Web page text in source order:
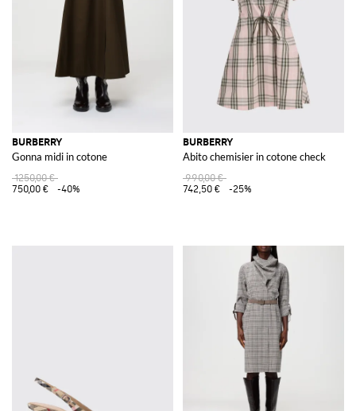
BURBERRY
Gonna midi in cotone
1250,00 €
750,00 €
-40%
BURBERRY
Abito chemisier in cotone check
990,00 €
742,50 €
-25%